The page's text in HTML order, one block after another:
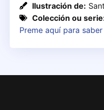
Ilustración de:
Colección ou
Preme aquí para